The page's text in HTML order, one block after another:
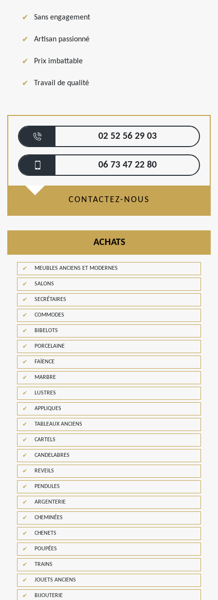
Sans engagement
Artisan passionné
Prix imbattable
Travail de qualité
02 52 56 29 03
06 73 47 22 80
CONTACTEZ-NOUS
ACHATS
MEUBLES ANCIENS ET MODERNES
SALONS
SECRÉTAIRES
COMMODES
BIBELOTS
PORCELAINE
FAÏENCE
MARBRE
LUSTRES
APPLIQUES
TABLEAUX ANCIENS
CARTELS
CANDELABRES
REVEILS
PENDULES
ARGENTERIE
CHEMINÉES
CHENETS
POUPÉES
TRAINS
JOUETS ANCIENS
BIJOUTERIE